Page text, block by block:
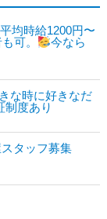
均時給1200円〜
可。
今なら
な時に好きなだ
制度あり
タッフ募集